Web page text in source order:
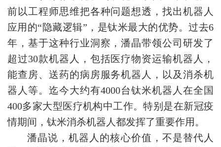
前以工程师思维把各种问题想透，找出机器人
应用的“隐藏逻辑”，是钛米最大的优势。过去6
年，基于这种行业洞察，潘晶带领公司研发了
超过30款机器人，包括医疗物资运输机器人，
能查房、送药的病房服务机器人，以及消杀机
器人等。迄今大约有4000台钛米机器人在全国
400多家大型医疗机构中工作。特别是在新冠疫
情期间，钛米消杀机器人都发挥了重要作用。
潘晶说，机器人的核心价值，不是替代人